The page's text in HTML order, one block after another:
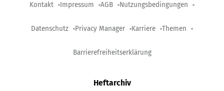
Kontakt Impressum AGB Nutzungsbedingungen
Datenschutz Privacy Manager Karriere Themen
Barrierefreiheitserklärung
Heftarchiv